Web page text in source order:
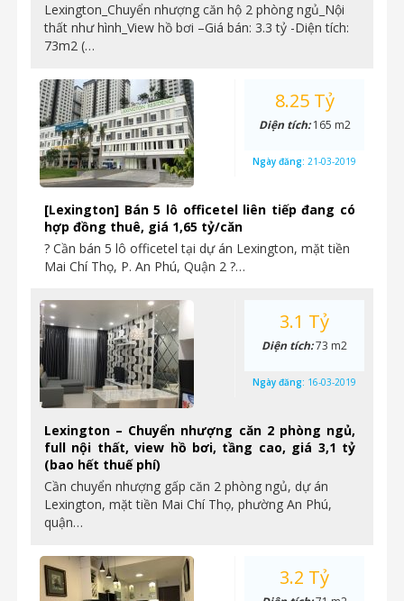
Lexington_Chuyển nhượng căn hộ 2 phòng ngủ_Nội
thất như hình_View hồ bơi –Giá bán: 3.3 tỷ -Diện tích:
73m2 (…
[Lexington] Bán 5 lô officetel liên tiếp đang có
hợp đồng thuê, giá 1,65 tỷ/căn
? Cần bán 5 lô officetel tại dự án Lexington, mặt tiền
Mai Chí Thọ, P. An Phú, Quận 2 ?…
8.25 Tỷ
Diện tích:165 m2
Ngày đăng: 21-03-2019
Lexington – Chuyển nhượng căn 2 phòng ngủ,
full nội thất, view hồ bơi, tầng cao, giá 3,1 tỷ
(bao hết thuế phí)
Cần chuyển nhượng gấp căn 2 phòng ngủ, dự án
Lexington, mặt tiền Mai Chí Thọ, phường An Phú,
quận…
3.1 Tỷ
Diện tích:73 m2
Ngày đăng: 16-03-2019
3.2 Tỷ